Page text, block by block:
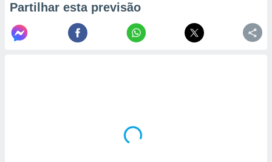
Partilhar esta previsão